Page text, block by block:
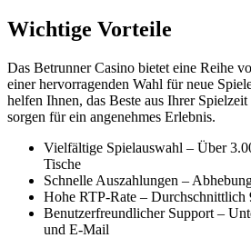
Wichtige Vorteile
Das Betrunner Casino bietet eine Reihe
einer hervorragenden Wahl für neue
helfen Ihnen, das Beste aus Ihrer
sorgen für ein angenehmes Erlebnis.
Vielfältige Spielauswahl – Über
Tische
Schnelle Auszahlungen –
Hohe RTP-Rate – Durchschnittlich
Benutzerfreundlicher Support –
und E-Mail